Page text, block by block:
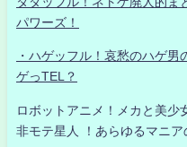
パワーズ！
・ハゲッフル！哀愁のハゲ
ゲっTEL？
ロボットアニメ！メカと美少
非モテ星人 ！あらゆるマニア